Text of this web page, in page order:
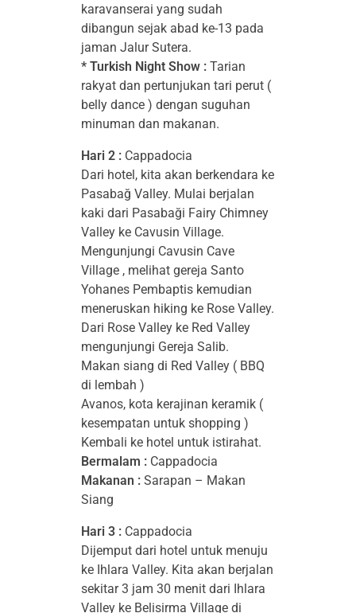
karavanserai yang sudah
dibangun sejak abad ke-13 pada
jaman Jalur Sutera.
* Turkish Night Show :Tarian
rakyat dan pertunjukan tari perut (
belly dance ) dengan suguhan
minuman dan makanan.
Hari 2 :Cappadocia
Dari hotel, kita akan berkendara ke
Pasabağ Valley. Mulai berjalan
kaki dari Pasabaği Fairy Chimney
Valley ke Cavusin Village.
Mengunjungi Cavusin Cave
Village , melihat gereja Santo
Yohanes Pembaptis kemudian
meneruskan hiking ke Rose Valley.
Dari Rose Valley ke Red Valley
mengunjungi Gereja Salib.
Makan siang di Red Valley ( BBQ
di lembah )
Avanos, kota kerajinan keramik (
kesempatan untuk shopping )
Kembali ke hotel untuk istirahat.
Bermalam :Cappadocia
Makanan :Sarapan – Makan
Siang
Hari 3 :Cappadocia
Dijemput dari hotel untuk menuju
ke Ihlara Valley. Kita akan berjalan
sekitar 3 jam 30 menit dari Ihlara
Valley ke Belisirma Village di